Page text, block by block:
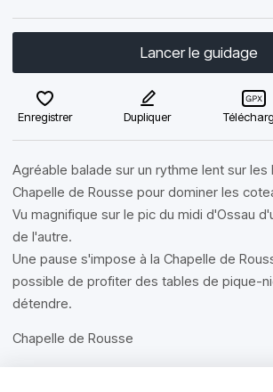
Lancer le guidage
Enregistrer Dupliquer
Agréable balade sur un rythme lent sur les
Chapelle de Rousse pour dominer les
Vu magnifique sur le pic du midi d'Ossau
de l'autre.
Une pause s'impose à la Chapelle de
possible de profiter des tables de pique-
détendre.
Chapelle de Rousse